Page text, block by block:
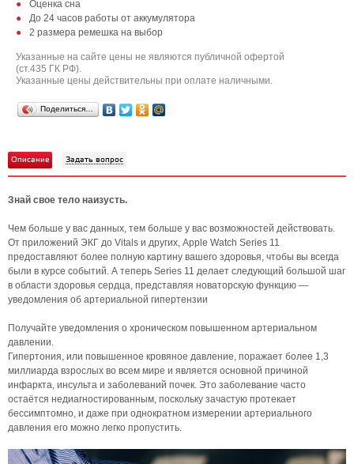
Оценка сна
До 24 часов работы от аккумулятора
2 размера ремешка на выбор
Указанные на сайте цены не являются публичной офертой
(ст.435 ГК РФ).
Указанные цены действительны при оплате наличными.
Поделиться…
Описание Задать вопрос
Знай свое тело наизусть.
Чем больше у вас данных, тем больше у вас возможностей действовать.
От приложений ЭКГ до Vitals и других, Apple Watch Series 11
предоставляют более полную картину вашего здоровья, чтобы вы всегда
были в курсе событий. А теперь Series 11 делает следующий большой шаг
в области здоровья сердца, представляя новаторскую функцию —
уведомления об артериальной гипертензии
Получайте уведомления о хроническом повышенном артериальном
давлении.
Гипертония, или повышенное кровяное давление, поражает более 1,3
миллиарда взрослых во всем мире и является основной причиной
инфаркта, инсульта и заболеваний почек. Это заболевание часто
остаётся недиагностированным, поскольку зачастую протекает
бессимптомно, и даже при однократном измерении артериального
давления его можно легко пропустить.